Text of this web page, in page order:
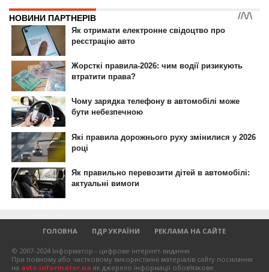
ГОЛОВНА ПДР УКРАЇНИ РЕКЛАМА НА САЙТЕ
© 2007-2024 Інформатор - цифрове інтернет-видання.
При повному або частковому використанні матеріалів сайту посилання
на avto.informator.ua як джерело інформації обов'язкове.